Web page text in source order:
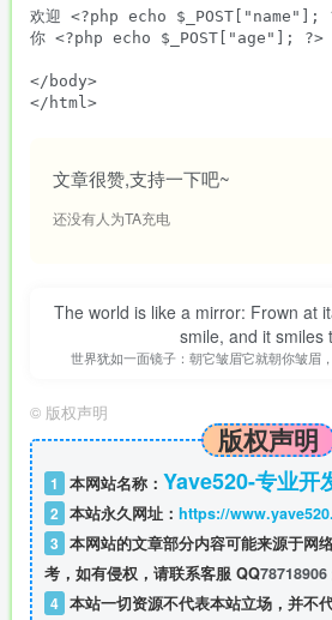
欢迎 <?php echo $_POST["name"];
你 <?php echo $_POST["age"]; ?>
</body>
文章很赞,支持一下吧~
还没有人为TA充电
The world is like a mirror: Frown at
smile, and it smiles
世界犹如一面镜子：朝它皱眉它就朝你皱眉
© 版权声明
版权声明
1 本网站名称： Yave520-专业开
2 本站永久网址： https://
3 本网站的文章部分内容可能来源于网
考，如有侵权，请联系客服 QQ78718906
4 本站一切资源不代表本站立场，并不